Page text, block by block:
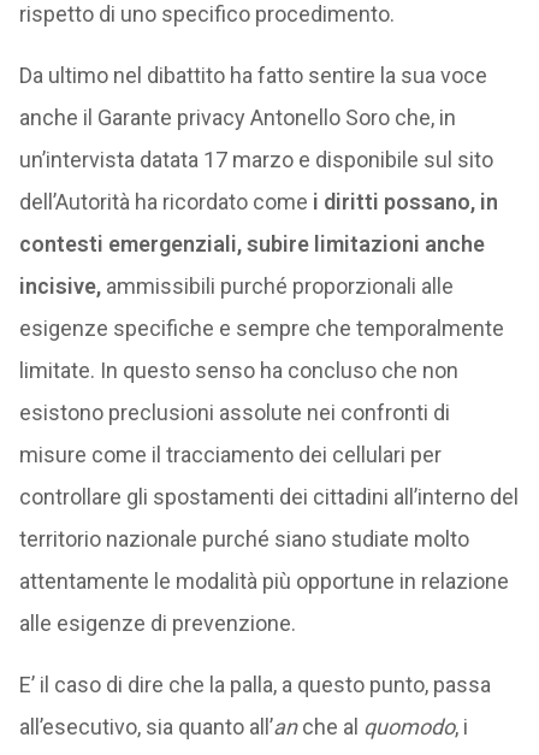
rispetto di uno specifico procedimento.
Da ultimo nel dibattito ha fatto sentire la sua voce
anche il Garante privacy Antonello Soro che, in
un’intervista datata 17 marzo e disponibile sul sito
dell’Autorità ha ricordato come i diritti possano, in
contesti emergenziali, subire limitazioni anche
incisive,ammissibili purché proporzionali alle
esigenze specifiche e sempre che temporalmente
limitate. In questo senso ha concluso che non
esistono preclusioni assolute nei confronti di
misure come il tracciamento dei cellulari per
controllare gli spostamenti dei cittadini all’interno del
territorio nazionale purché siano studiate molto
attentamente le modalità più opportune in relazione
alle esigenze di prevenzione.
E’ il caso di dire che la palla, a questo punto, passa
all’esecutivo, sia quanto all’anche al quomodo, i